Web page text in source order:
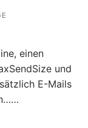
einen
und
E-Mails